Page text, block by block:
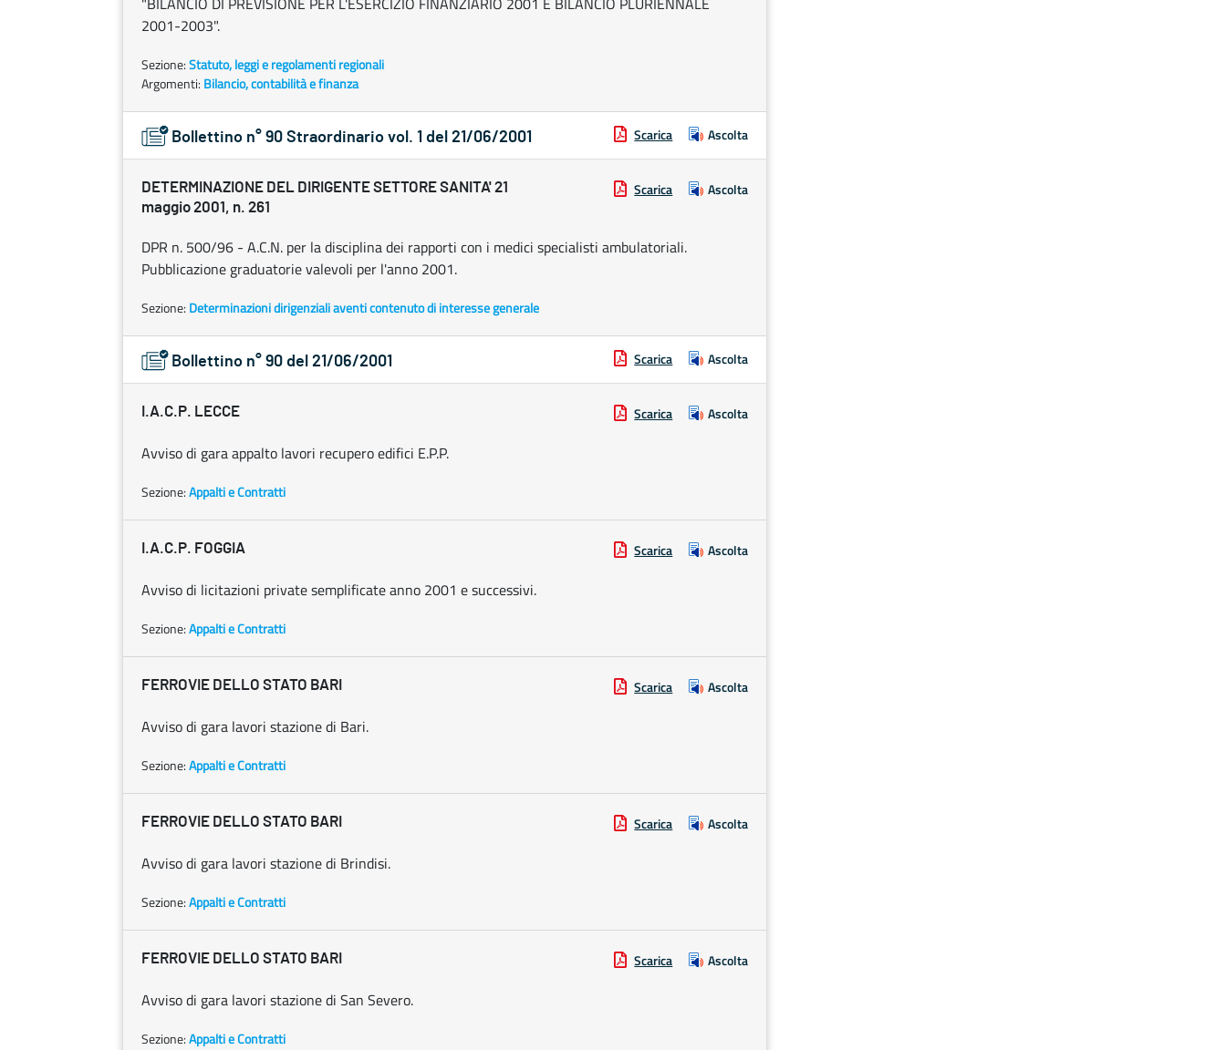
2001-2003".
Sezione:Statuto, leggi e regolamenti regionali
Argomenti: Bilancio, contabilità e finanza
Bollettino n° 90 Straordinario vol. 1 del 21/06/2001 Scarica Ascolta
DETERMINAZIONE DEL DIRIGENTE SETTORE SANITA' 21
maggio 2001, n. 261
Scarica Ascolta
DPR n. 500/96 - A.C.N. per la disciplina dei rapporti con i medici specialisti ambulatoriali.
Pubblicazione graduatorie valevoli per l'anno 2001.
Sezione: Determinazioni dirigenziali aventi contenuto di interesse generale
Bollettino n° 90 del 21/06/2001 Scarica Ascolta
I.A.C.P. LECCE Scarica Ascolta
Avviso di gara appalto lavori recupero edifici E.P.P.
Sezione:Appalti e Contratti
I.A.C.P. FOGGIA Scarica Ascolta
Avviso di licitazioni private semplificate anno 2001 e successivi.
Sezione:Appalti e Contratti
FERROVIE DELLO STATO BARI Scarica Ascolta
Avviso di gara lavori stazione di Bari.
Sezione:Appalti e Contratti
FERROVIE DELLO STATO BARI Scarica Ascolta
Avviso di gara lavori stazione di Brindisi.
Sezione:Appalti e Contratti
FERROVIE DELLO STATO BARI Scarica Ascolta
Avviso di gara lavori stazione di San Severo.
Sezione:Appalti e Contratti